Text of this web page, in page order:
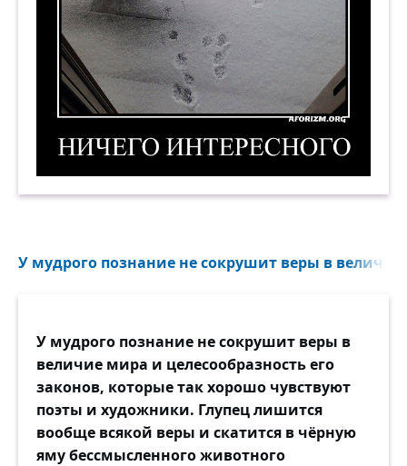
У мудрого познание не сокрушит веры в
У мудрого познание не сокрушит веры в
величие мира и целесообразность его
законов, которые так хорошо чувствуют
поэты и художники. Глупец лишится
вообще всякой веры и скатится в чёрную
яму бессмысленного животного